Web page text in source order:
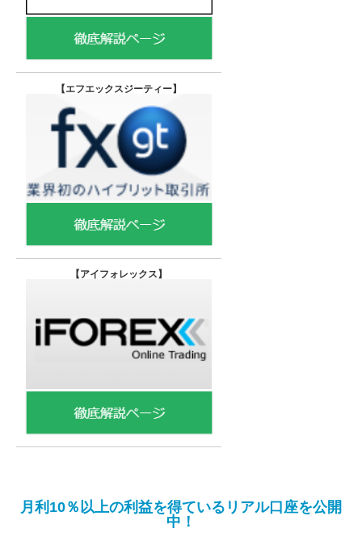
【エフエックスジーティー】
【アイフォレックス】
月利10％以上の利益を得ているリアル口座を公開
中！